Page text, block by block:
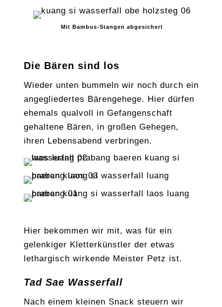
Mit Bambus-Stangen abgesichert
Die Bären sind los
Wieder unten bummeln wir noch durch ein
angegliedertes Bärengehege. Hier dürfen
ehemals qualvoll in Gefangenschaft
gehaltene Bären, in großen Gehegen,
ihren Lebensabend verbringen.
Hier bekommen wir mit, was für ein
gelenkiger Kletterkünstler der etwas
lethargisch wirkende Meister Petz ist.
Tad Sae Wasserfall
Nach einem kleinen Snack steuern wir